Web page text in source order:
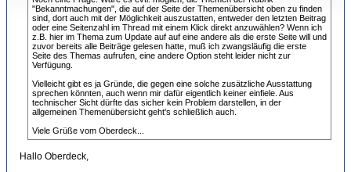
"Bekanntmachungen", die auf der Seite der Themenübersicht oben zu finden
sind, dort auch mit der Möglichkeit auszustatten, entweder den letzten Beitrag
oder eine Seitenzahl im Thread mit einem Klick direkt anzuwählen? Wenn ich
z.B. hier im Thema zum Update auf auf eine andere als die erste Seite will und
zuvor bereits alle Beiträge gelesen hatte, muß ich zwangsläufig die erste
Seite des Themas aufrufen, eine andere Option steht leider nicht zur
Verfügung.
Vielleicht gibt es ja Gründe, die gegen eine solche zusätzliche Ausstattung
sprechen könnten, auch wenn mir dafür eigentlich keiner einfiele. Aus
technischer Sicht dürfte das sicher kein Problem darstellen, in der
allgemeinen Themenübersicht geht's schließlich auch.
Viele Grüße vom Oberdeck...
Hallo Oberdeck,